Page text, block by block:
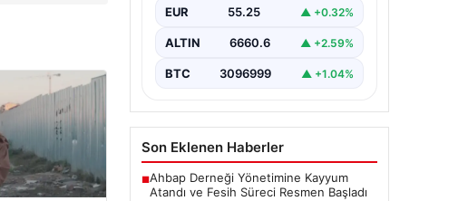
EUR 55.25 ▲ +0.32%
ALTIN 6660.6 ▲ +2.59%
BTC 3096999 ▲ +1.04%
Son Eklenen Haberler
■Ahbap Derneği Yönetimine Kayyum
Atandı ve Fesih Süreci Resmen Başladı